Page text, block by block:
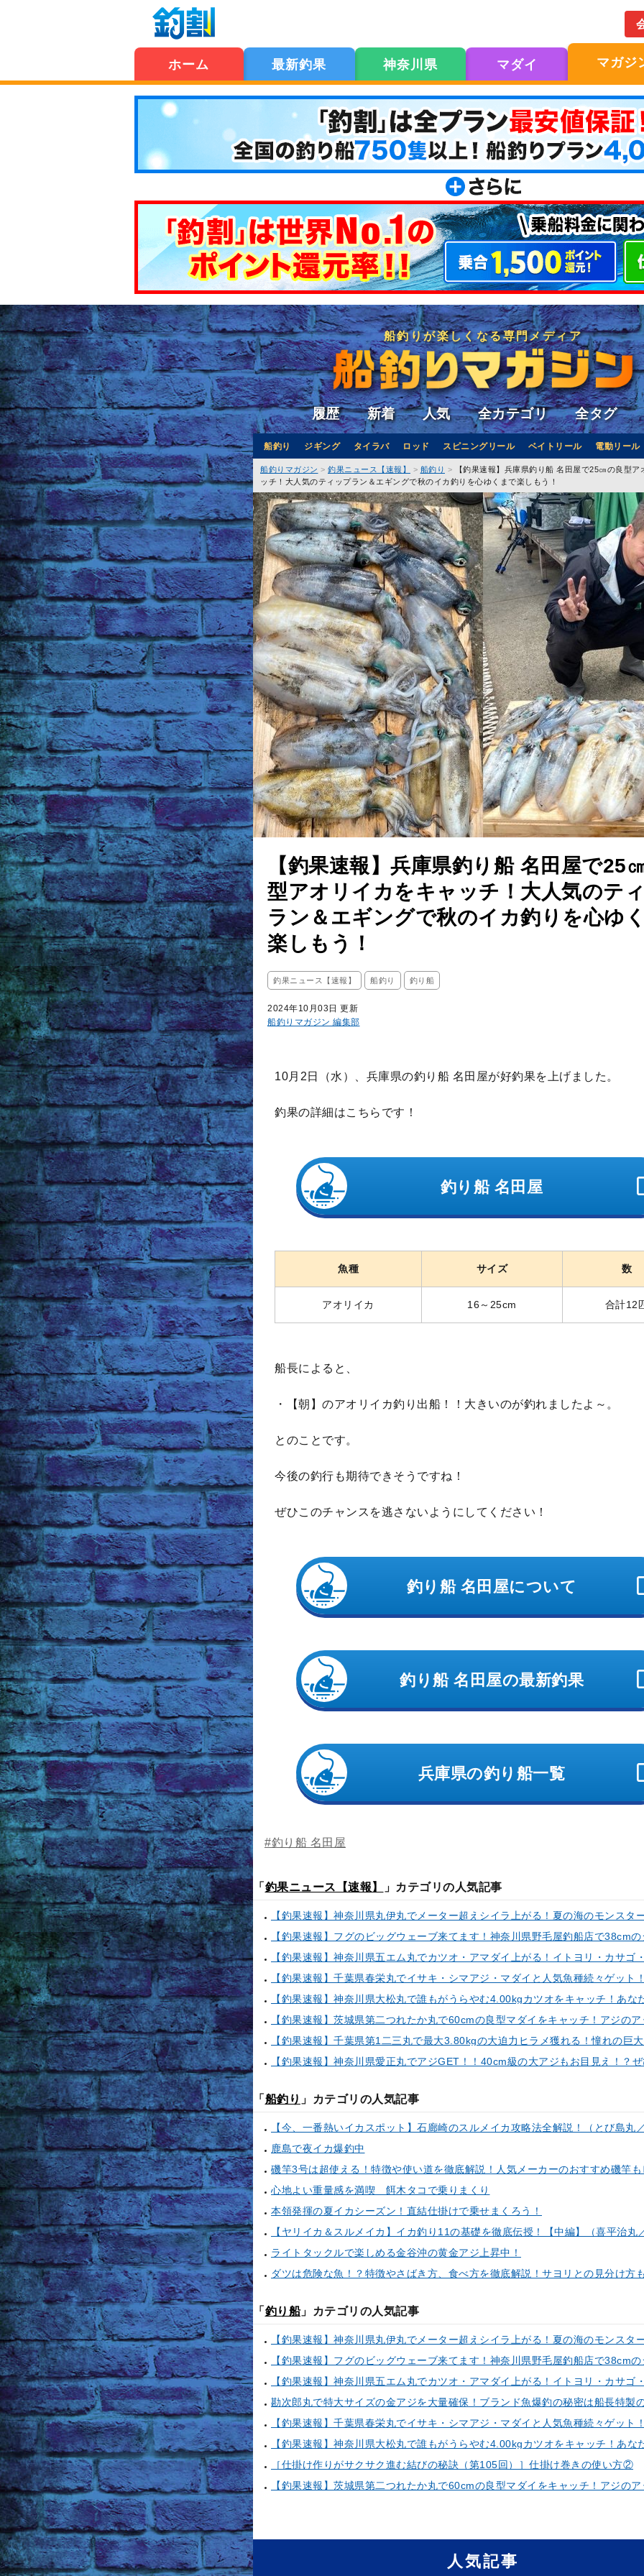
ホーム 最新釣果 神奈川県 マダイ マガジ
船釣りが楽しくなる専門メディア
履歴 新着 人気 全カテゴリ 全タグ
船釣り ジギング タイラバ ロッド スピニングリール ベイトリール 電動リール
船釣りマガジン 釣果ニュース【速報】 船釣り
【釣果速報】兵庫県釣り船 名田屋で25㎝の良型ア
ッチ！大人気のティップラン＆エギングで秋のイカ釣りを心ゆくまで楽しもう！
【釣果速報】兵庫県釣り船 名田屋で25
型アオリイカをキャッチ！大人気のテ
ラン＆エギングで秋のイカ釣りを心ゆ
楽しもう！
釣果ニュース【速報】 船釣り 釣り船
2024年10月03日 更新
船釣りマガジン 編集部
10月2日（水）、兵庫県の釣り船 名田屋が好釣果を上げました。
釣果の詳細はこちらです！
釣り船 名田屋
魚種 サイズ 数
アオリイカ 16～25cm 合計12
船長によると、
・【朝】のアオリイカ釣り出船！！大きいのが釣れましたよ～。
とのことです。
今後の釣行も期待できそうですね！
ぜひこのチャンスを逃さないようにしてください！
釣り船 名田屋について
釣り船 名田屋の最新釣果
兵庫県の釣り船一覧
#釣り船 名田屋
「 釣果ニュース【速報】 」カテゴリの人気記事
「 船釣り 」カテゴリの人気記事
鹿島で夜イカ爆釣中
心地よい重量感を満喫 餌木タコで乗りまくり
本領発揮の夏イカシーズン！直結仕掛けで乗せまくろう！
ライトタックルで楽しめる金谷沖の黄金アジ上昇中！
ダツは危険な魚！？特徴やさばき方、食べ方を徹底解説！サヨリとの見分け方
「 釣り船」カテゴリの人気記事
［仕掛け作りがサクサク進む結びの秘訣（第105回）］仕掛け巻きの使い方②
人気記事